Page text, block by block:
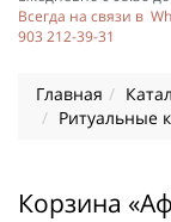
Всегда на связи в
903 212-39-31
Главная
Ритуальные
Корзина